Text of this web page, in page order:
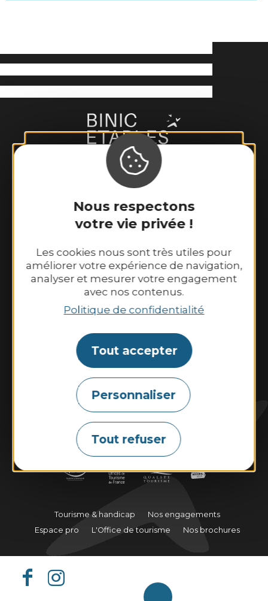
Nous respectons
votre vie privée !
Les cookies nous sont très utiles pour
améliorer votre expérience de navigation,
analyser et mesurer votre engagement
avec nos contenus.
Politique de confidentialité
Tout accepter
Personnaliser
Tout refuser
Binic-Etables sur Mer Tourisme
6 place Le Pomellec
Tél. 02 96 73 60 12
Nos horaires d’ouverture :
Du lundi au samedi : 9h30–13h00 et
Dimanche et jours fériés : 10h00–13h00 et
14h00–18h00
Contactez-nous
Marées Webcams
Tourisme & handicap
Nos engagements
Espace pro
L'Office de tourisme Nos brochures